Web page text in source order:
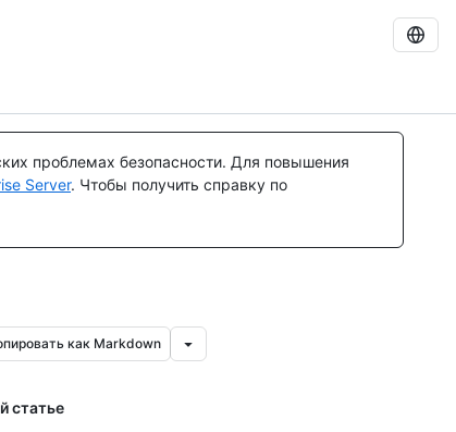
проблемах безопасности. Для повышения
Server. Чтобы получить справку по
как Markdown
статье